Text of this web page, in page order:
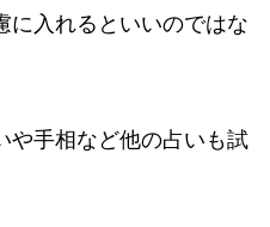
に入れるといいのではな
や手相など他の占いも試